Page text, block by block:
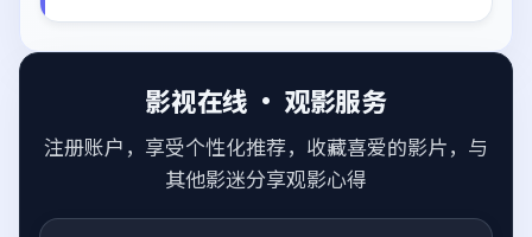
影视在线 · 观影服务
注册账户，享受个性化推荐，收藏喜爱的影片，与
其他影迷分享观影心得